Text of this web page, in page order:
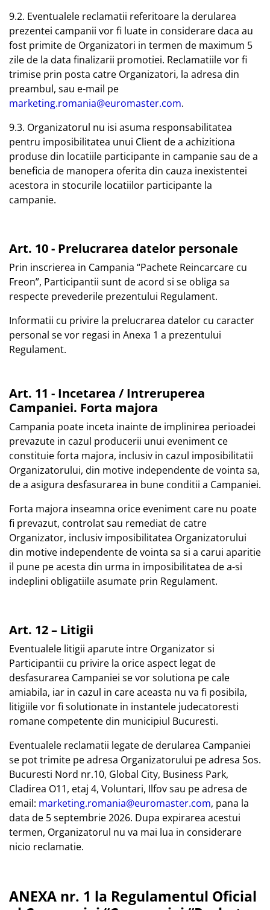
9.2. Eventualele reclamatii referitoare la derularea
prezentei campanii vor fi luate in considerare daca au
fost primite de Organizatori in termen de maximum 5
zile de la data finalizarii promotiei. Reclamatiile vor fi
trimise prin posta catre Organizatori, la adresa din
preambul, sau e-mail pe
marketing.romania@euromaster.com.
9.3. Organizatorul nu isi asuma responsabilitatea
pentru imposibilitatea unui Client de a achizitiona
produse din locatiile participante in campanie sau de a
beneficia de manopera oferita din cauza inexistentei
acestora in stocurile locatiilor participante la
campanie.
Art. 10 - Prelucrarea datelor personale
Prin inscrierea in Campania “Pachete Reincarcare cu
Freon”, Participantii sunt de acord si se obliga sa
respecte prevederile prezentului Regulament.
Informatii cu privire la prelucrarea datelor cu caracter
personal se vor regasi in Anexa 1 a prezentului
Regulament.
Art. 11 - Incetarea / Intreruperea
Campaniei. Forta majora
Campania poate inceta inainte de implinirea perioadei
prevazute in cazul producerii unui eveniment ce
constituie forta majora, inclusiv in cazul imposibilitatii
Organizatorului, din motive independente de vointa sa,
de a asigura desfasurarea in bune conditii a Campaniei.
Forta majora inseamna orice eveniment care nu poate
fi prevazut, controlat sau remediat de catre
Organizator, inclusiv imposibilitatea Organizatorului
din motive independente de vointa sa si a carui aparitie
il pune pe acesta din urma in imposibilitatea de a-si
indeplini obligatiile asumate prin Regulament.
Art. 12 – Litigii
Eventualele litigii aparute intre Organizator si
Participantii cu privire la orice aspect legat de
desfasurarea Campaniei se vor solutiona pe cale
amiabila, iar in cazul in care aceasta nu va fi posibila,
litigiile vor fi solutionate in instantele judecatoresti
romane competente din municipiul Bucuresti.
Eventualele reclamatii legate de derularea Campaniei
se pot trimite pe adresa Organizatorului pe adresa Sos.
Bucuresti Nord nr.10, Global City, Business Park,
Cladirea O11, etaj 4, Voluntari, Ilfov sau pe adresa de
email: marketing.romania@euromaster.com, pana la
data de 5 septembrie 2026. Dupa expirarea acestui
termen, Organizatorul nu va mai lua in considerare
nicio reclamatie.
ANEXA nr. 1 la Regulamentul Oficial